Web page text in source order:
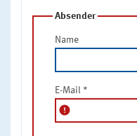
Absender
Name
E-Mail *
error